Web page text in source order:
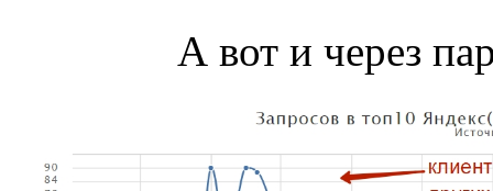
А вот и через